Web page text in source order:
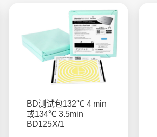
BD测试包132℃ 4 min
或134℃ 3.5min
BD125X/1